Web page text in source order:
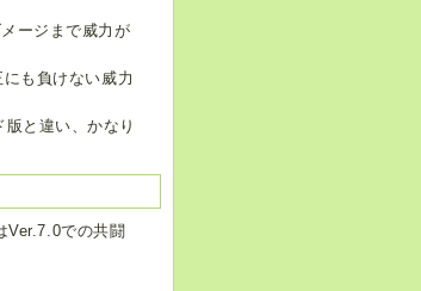
ージまで威力が
も負けない威力
と違い、かなり
Ver.7.0での共闘